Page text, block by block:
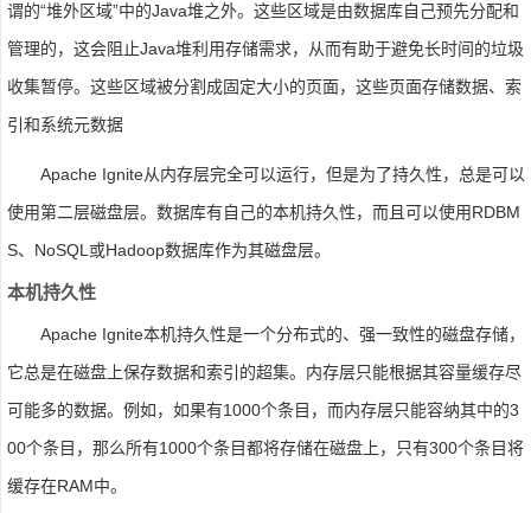
谓的“堆外区域”中的Java堆之外。这些区域是由数据库自己预先分配和
管理的，这会阻止Java堆利用存储需求，从而有助于避免长时间的垃圾
收集暂停。这些区域被分割成固定大小的页面，这些页面存储数据、索
引和系统元数据
Apache Ignite从内存层完全可以运行，但是为了持久性，总是可以
使用第二层磁盘层。数据库有自己的本机持久性，而且可以使用RDBM
S、NoSQL或Hadoop数据库作为其磁盘层。
本机持久性
Apache Ignite本机持久性是一个分布式的、强一致性的磁盘存储，
它总是在磁盘上保存数据和索引的超集。内存层只能根据其容量缓存尽
可能多的数据。例如，如果有1000个条目，而内存层只能容纳其中的3
00个条目，那么所有1000个条目都将存储在磁盘上，只有300个条目将
缓存在RAM中。